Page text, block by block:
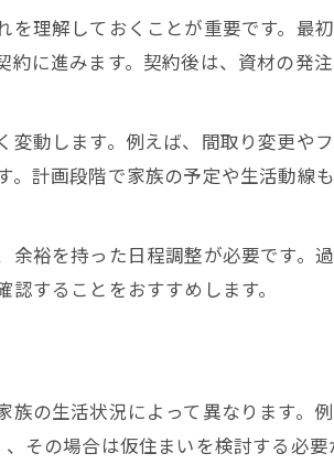
と戸建てで異なるリフォーム日程の
やフルリフォーム時の住環境対策
期間と仮住まいの費用バランスを考
はリフォーム日程と工事範囲で決ま
期間が長引く場合の仮住まい対策
リフォーム期間中の生活負担軽減法
スケジュール表で予算管理を徹底
日程ごとの費用発生タイミングを確
と予算の関係性を把握して無駄を省く
理解しておくことが重要です。最
に進みます。契約後は、資材の発
動します。例えば、間取り変更や
計画段階で家族の予定や生活動線
裕を持った日程調整が必要です。
することをおすすめします。
の生活状況によって異なります。
その場合は仮住まいを検討する必要